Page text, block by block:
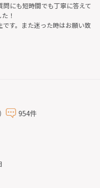
にも短時間でも丁寧に答えて
！
す。また迷った時はお願い致
954件